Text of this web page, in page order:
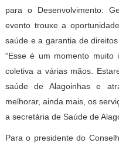
para o Desenvolvimento:
evento trouxe a
saúde e a garantia de
“Esse é um momento
coletiva a várias mãos.
saúde de Alagoinhas e
melhorar, ainda mais, os
a secretária de Saúde de
Para o presidente do